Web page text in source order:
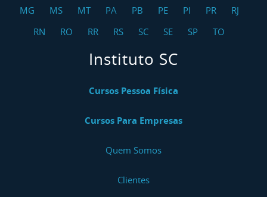
MG
MS MT PA PB PE PI PR
RJ
RN
RO RR RS SC SE SP TO
Instituto SC
Cursos Pessoa Física
Cursos Para Empresas
Quem Somos
Clientes